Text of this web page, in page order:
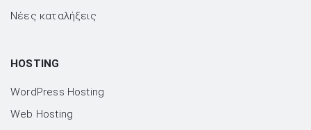
Νέες καταλήξεις
HOSTING
WordPress Hosting
Web Hosting